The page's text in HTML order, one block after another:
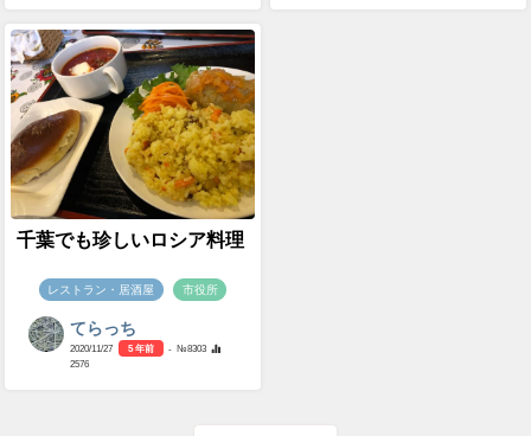
千葉でも珍しいロシア料理
レストラン・居酒屋 市役所
てらっち
2020/11/27 5 年前
- №8303
2576